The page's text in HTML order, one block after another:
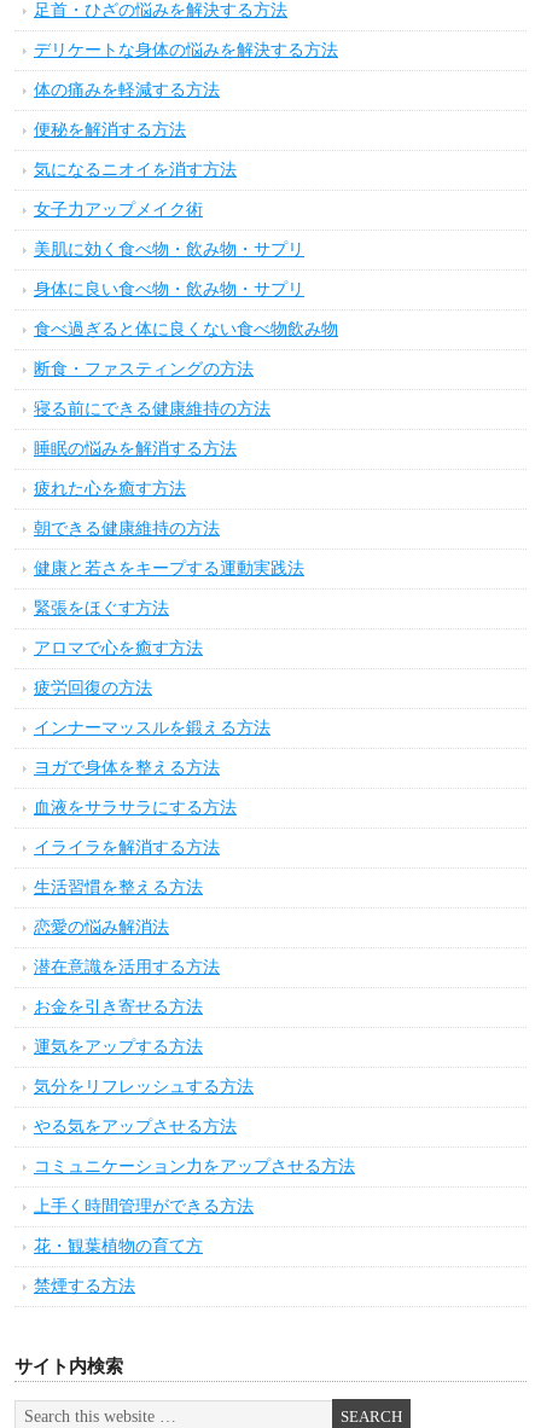
足首・ひざの悩みを解決する方法
デリケートな身体の悩みを解決する方法
体の痛みを軽減する方法
便秘を解消する方法
気になるニオイを消す方法
女子力アップメイク術
美肌に効く食べ物・飲み物・サプリ
身体に良い食べ物・飲み物・サプリ
食べ過ぎると体に良くない食べ物飲み物
断食・ファスティングの方法
寝る前にできる健康維持の方法
睡眠の悩みを解消する方法
疲れた心を癒す方法
朝できる健康維持の方法
健康と若さをキープする運動実践法
緊張をほぐす方法
アロマで心を癒す方法
疲労回復の方法
インナーマッスルを鍛える方法
ヨガで身体を整える方法
血液をサラサラにする方法
イライラを解消する方法
生活習慣を整える方法
恋愛の悩み解消法
潜在意識を活用する方法
お金を引き寄せる方法
運気をアップする方法
気分をリフレッシュする方法
やる気をアップさせる方法
コミュニケーション力をアップさせる方法
上手く時間管理ができる方法
花・観葉植物の育て方
禁煙する方法
サイト内検索